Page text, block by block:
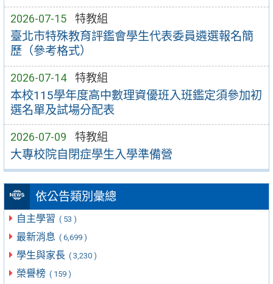
2026-07-15 特教組
臺北市特殊教育評鑑會學生代表委員遴選報名簡
歷（參考格式）
2026-07-14 特教組
本校115學年度高中數理資優班入班鑑定須參加初
選名單及試場分配表
2026-07-09 特教組
大專校院自閉症學生入學準備營
依公告類別彙總
自主學習 ( 53 )
最新消息 ( 6,699 )
學生與家長 ( 3,230 )
榮譽榜 ( 159 )